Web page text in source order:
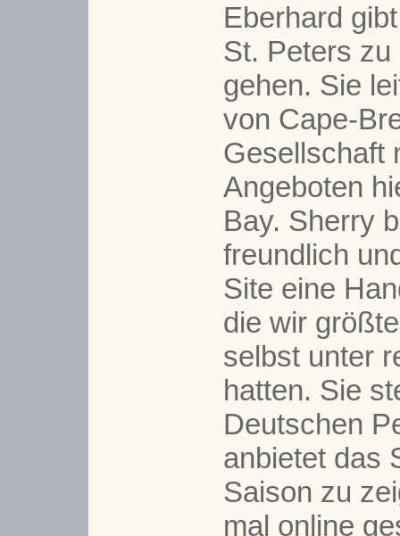
Eberhard
St. Peters
gehen. Sie
von Cape-
Gesellschaft
Angeboten
Bay. Sherry
freundlich
Site eine
die wir
selbst unter
hatten. Sie
Deutschen
anbietet das
Saison zu
mal online